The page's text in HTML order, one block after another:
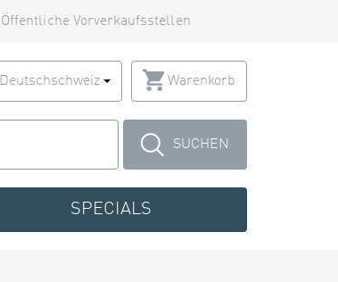
Öffentliche Vorverkaufsstellen
Deutschschweiz Warenkorb
SUCHEN
SPECIALS